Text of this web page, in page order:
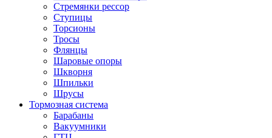
Стремянки рессор
Ступицы
Торсионы
Тросы
Флянцы
Шаровые опоры
Шкворня
Шпильки
Шрусы
Тормозная система
Барабаны
Вакуумники